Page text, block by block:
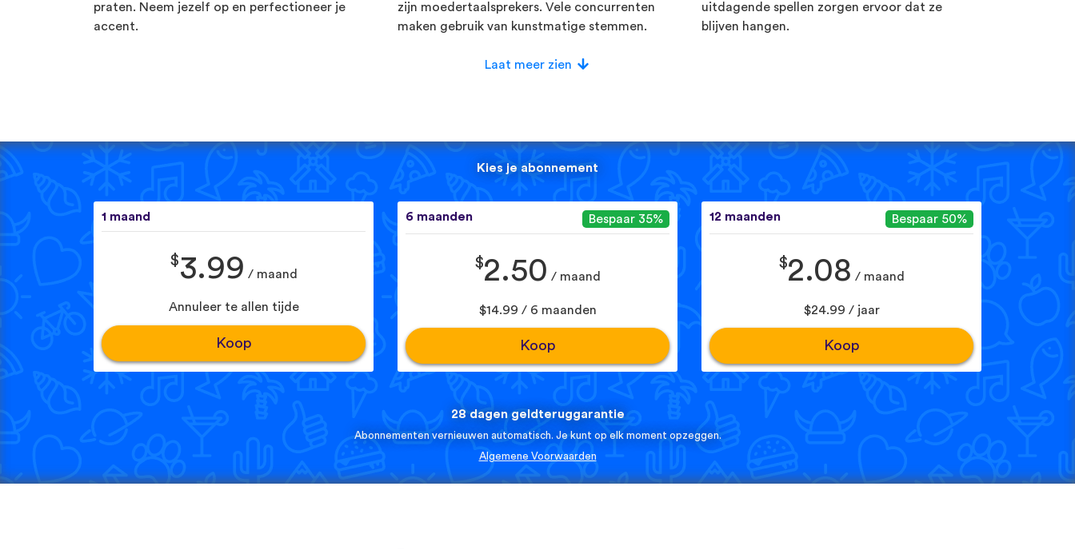
praten. Neem jezelf op en perfectioneer je
accent.
zijn moedertaalsprekers. Vele concurrenten
maken gebruik van kunstmatige stemmen.
uitdagende spellen zorgen ervoor dat ze
blijven hangen.
Laat meer zien
Kies je abonnement
1 maand
$3.99 / maand
Annuleer te allen tijde
Koop
6 maanden Bespaar 35%
$2.50 / maand
$14.99 / 6 maanden
Koop
12 maanden Bespaar 50%
$2.08 / maand
$24.99 / jaar
Koop
28 dagen geldteruggarantie
Abonnementen vernieuwen automatisch. Je kunt op elk moment opzeggen.
Algemene Voorwaarden